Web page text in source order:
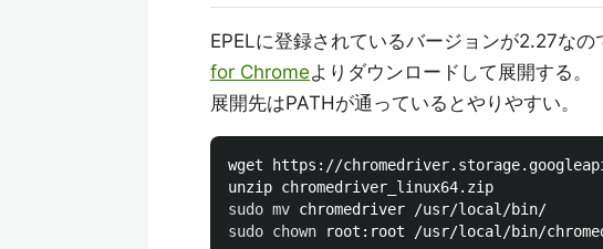
EPELに登録されているバージョンが2.27なの
for Chromeよりダウンロードして展開する。
展開先はPATHが通っているとやりやすい。
wget https://
sudo mv
sudo chown